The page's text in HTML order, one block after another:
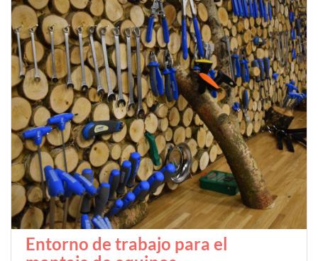
Entorno de trabajo para el